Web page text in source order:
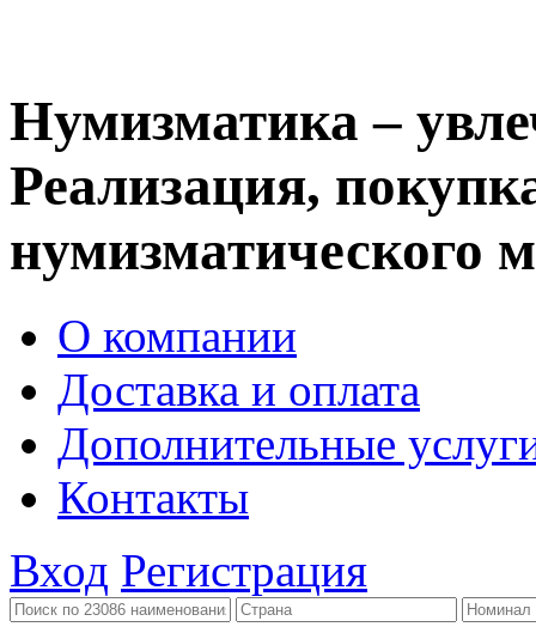
Нумизматика –
Реализация,
нумизматического
О компании
Доставка и оплата
Дополнительные
Контакты
Вход Регистрация